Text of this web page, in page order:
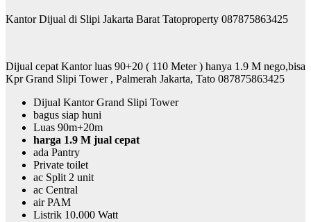
Kantor Dijual di Slipi Jakarta Barat Tatoproperty 087875863425
Dijual cepat Kantor luas 90+20 ( 110 Meter ) hanya 1.9 M nego,bisa
Kpr Grand Slipi Tower , Palmerah Jakarta, Tato 087875863425
Dijual Kantor Grand Slipi Tower
bagus siap huni
Luas 90m+20m
harga 1.9 M jual cepat
ada Pantry
Private toilet
ac Split 2 unit
ac Central
air PAM
Listrik 10.000 Watt